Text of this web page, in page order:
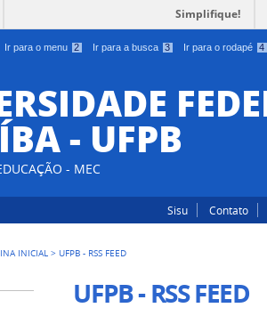
Ir para o menu 2 Ir para a busca 3 Ir para o rodapé 4
Simplifique!
- UFPB
- MEC
Sisu Contato
INICIAL > UFPB - RSS FEED
UFPB - RSS FEED